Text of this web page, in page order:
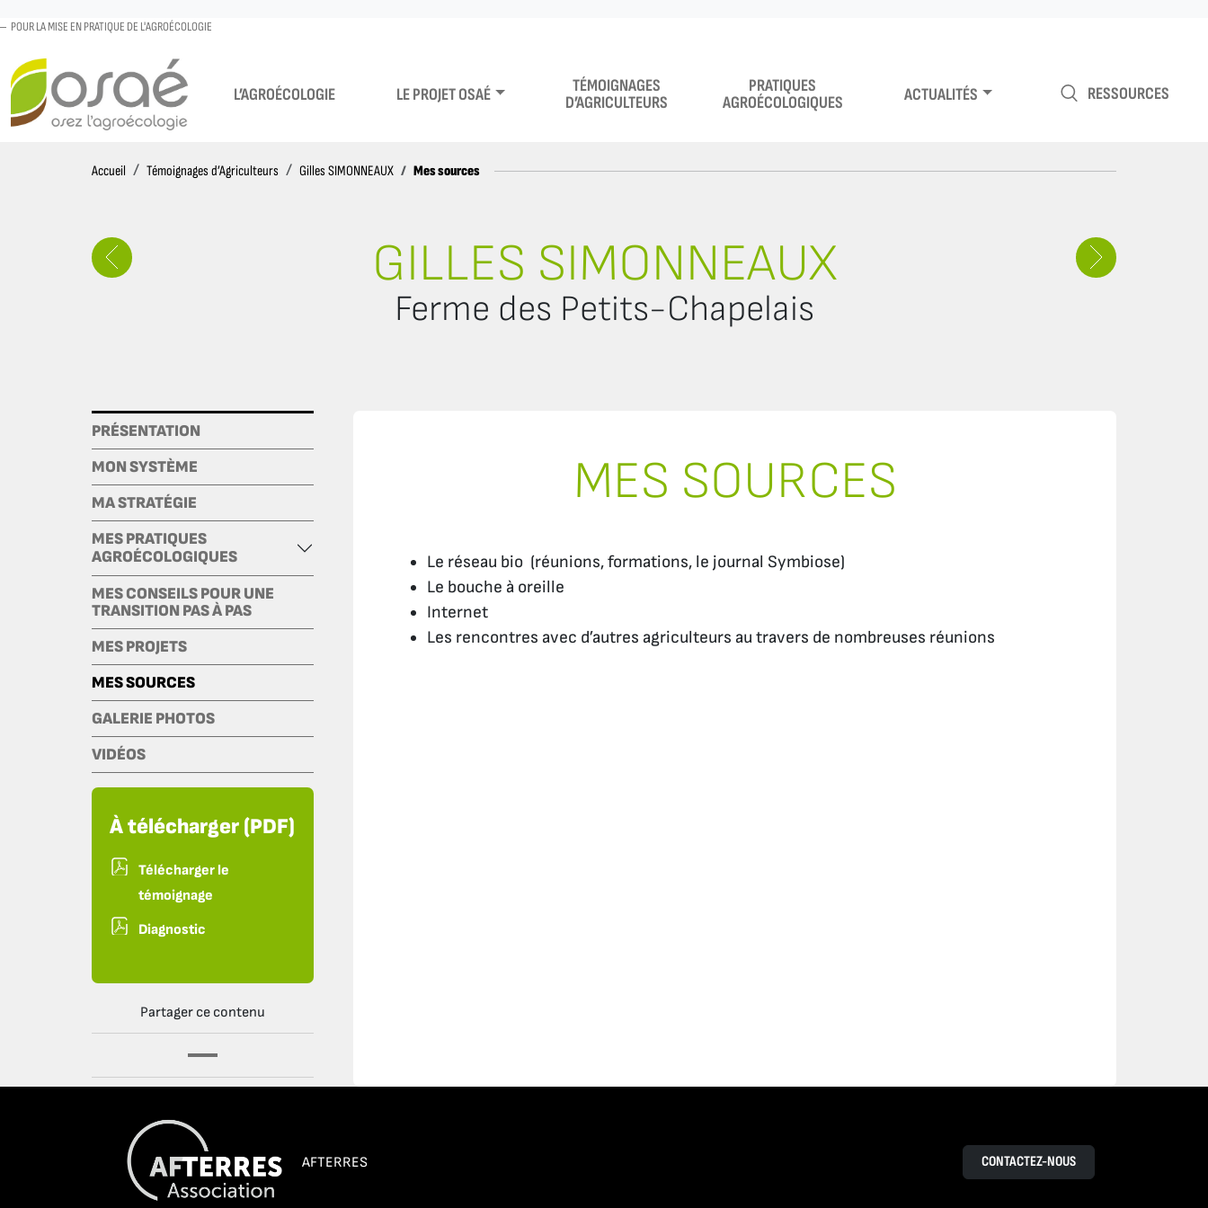
POUR LA MISE EN PRATIQUE DE L'AGROÉCOLOGIE
L’AGROÉCOLOGIE LE PROJET OSAÉ
TÉMOIGNAGES
D’AGRICULTEURS
PRATIQUES
AGROÉCOLOGIQUES
ACTUALITÉS RESSOURCES
Accueil AccueilTémoignages d’Agriculteurs Gilles SIMONNEAUX Mes sources
GILLES SIMONNEAUX
Ferme des Petits-Chapelais
PRÉSENTATION
MON SYSTÈME
MA STRATÉGIE
MES PRATIQUES
AGROÉCOLOGIQUES
MES CONSEILS POUR UNE
TRANSITION PAS À PAS
MES PROJETS
MES SOURCES
GALERIE PHOTOS
VIDÉOS
À télécharger (PDF)
Télécharger le
témoignage
Diagnostic
Partager ce contenu
MES SOURCES
Le réseau bio (réunions, formations, le journal Symbiose)
Le bouche à oreille
Internet
Les rencontres avec d’autres agriculteurs au travers de nombreuses réunions
AFTERRES CONTACTEZ-NOUS